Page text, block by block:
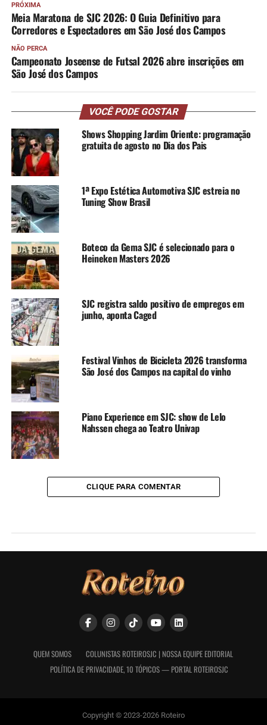
PRÓXIMA
Meia Maratona de SJC 2026: O Guia Definitivo para
Corredores e Espectadores em São José dos Campos
NÃO PERCA
Campeonato Joseense de Futsal 2026 abre inscrições em
São José dos Campos
VOCÊ PODE GOSTAR
Shows Shopping Jardim Oriente: programação
gratuita de agosto no Dia dos Pais
1ª Expo Estética Automotiva SJC estreia no
Tuning Show Brasil
Boteco da Gema SJC é selecionado para o
Heineken Masters 2026
SJC registra saldo positivo de empregos em
junho, aponta Caged
Festival Vinhos de Bicicleta 2026 transforma
São José dos Campos na capital do vinho
Piano Experience em SJC: show de Lelo
Nahssen chega ao Teatro Univap
CLIQUE PARA COMENTAR
QUEM SOMOS
COLUNISTAS ROTEIROSJC | NOSSA EQUIPE EDITORIAL
POLÍTICA DE PRIVACIDADE, 10 TÓPICOS — PORTAL ROTEIROSJC
Copyright © 2023-2026 Roteiro